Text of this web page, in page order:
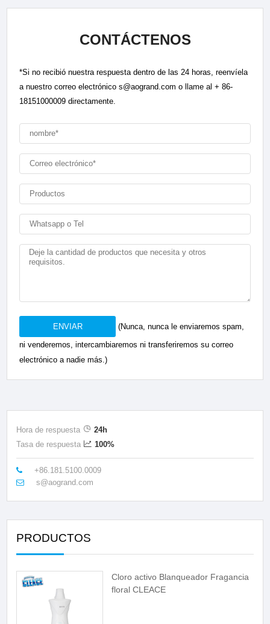
CONTÁCTENOS
*Si no recibió nuestra respuesta dentro de las 24 horas, reenvíela
a nuestro correo electrónico s@aogrand.com o llame al + 86-
18151000009 directamente.
ENVIAR
(Nunca, nunca le enviaremos spam,
ni venderemos, intercambiaremos ni transferiremos su correo
electrónico a nadie más.)
Hora de respuesta
24h
Tasa de respuesta
100%
+86.181.5100.0009
s@aogrand.com
PRODUCTOS
Cloro activo Blanqueador Fragancia
floral CLEACE